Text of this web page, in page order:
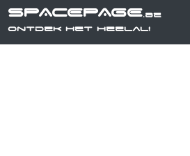
SPACEPAGE.be
Ontdek het heelal!